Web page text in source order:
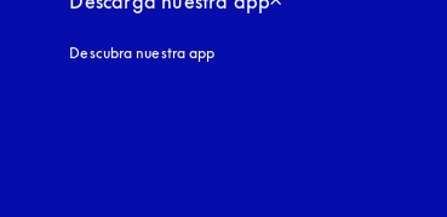
Descubra nuestra app